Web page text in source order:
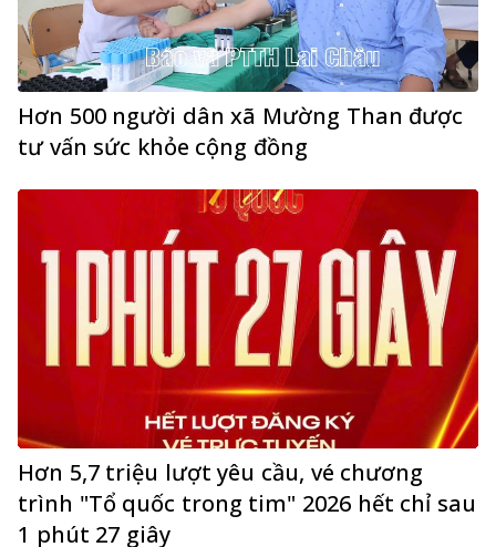
Hơn 500 người dân xã Mường Than được
tư vấn sức khỏe cộng đồng
Hơn 5,7 triệu lượt yêu cầu, vé chương
trình "Tổ quốc trong tim" 2026 hết chỉ sau
1 phút 27 giây